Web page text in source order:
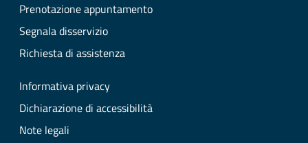
Prenotazione appuntamento
Segnala disservizio
Richiesta di assistenza
Informativa privacy
Dichiarazione di accessibilità
Note legali